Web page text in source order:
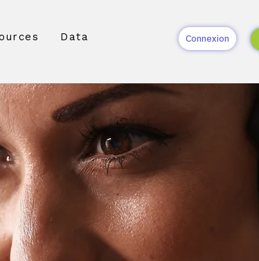
Data Connexion